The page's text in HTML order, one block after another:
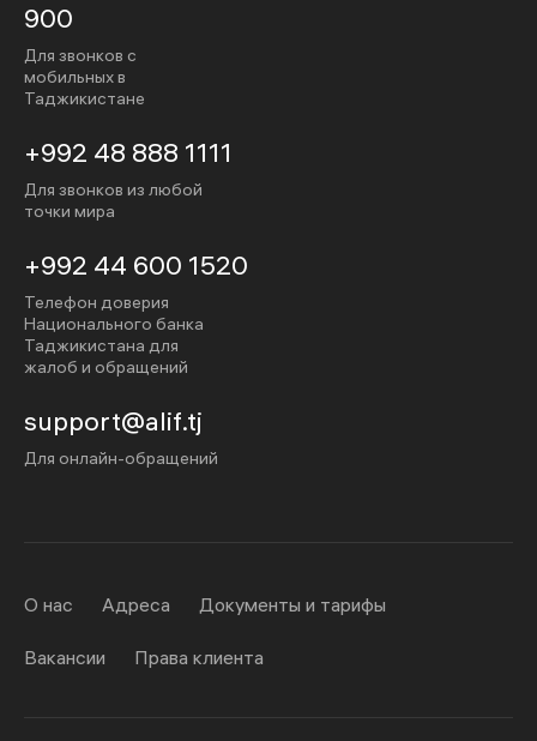
900
Для звонков с
мобильных в
Таджикистане
+992 48 888 1111
Для звонков из любой
точки мира
+992 44 600 1520
Телефон доверия
Национального банка
Таджикистана для
жалоб и обращений
support@alif.tj
Для онлайн-обращений
О нас Адреса Документы и тарифы
Вакансии Права клиента